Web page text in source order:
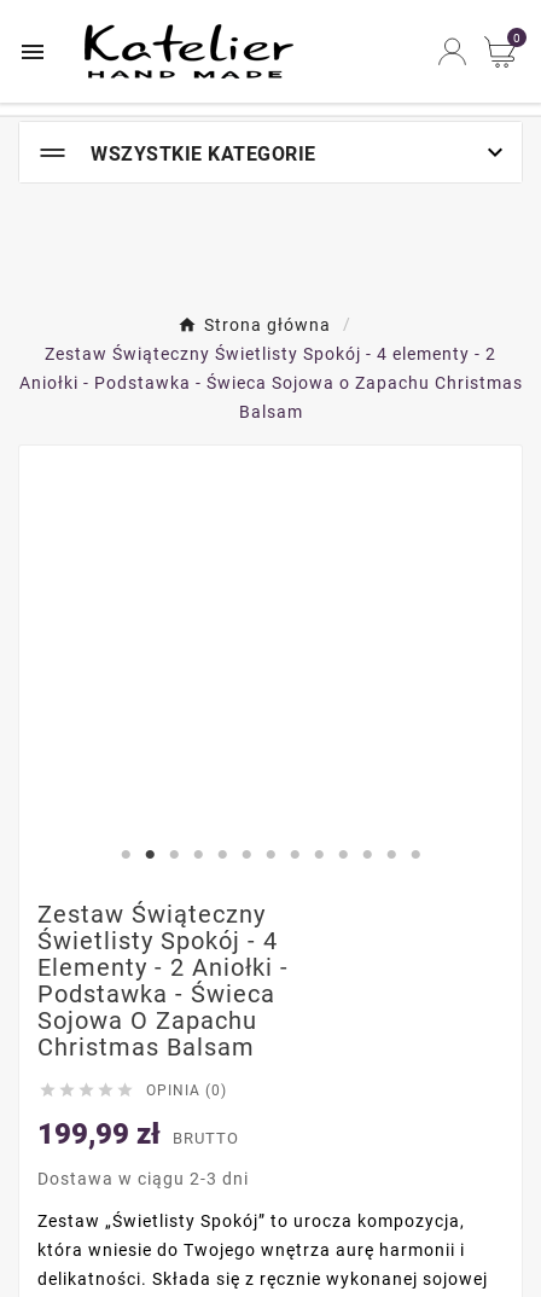
Najszybsze na świecie miejsce zakupów online
 0
WSZYSTKIE KATEGORIE 
Strona główna
Zestaw Świąteczny Świetlisty Spokój - 4 elementy - 2
Aniołki - Podstawka - Świeca Sojowa o Zapachu Christmas
Balsam
Zestaw Świąteczny
Świetlisty Spokój - 4
Elementy - 2 Aniołki -
Podstawka - Świeca
Sojowa O Zapachu
Christmas Balsam
     OPINIA (0)
199,99 zł BRUTTO
Dostawa w ciągu 2-3 dni
Zestaw „Świetlisty Spokój” to urocza kompozycja,
która wniesie do Twojego wnętrza aurę harmonii i
delikatności. Składa się z ręcznie wykonanej sojowej